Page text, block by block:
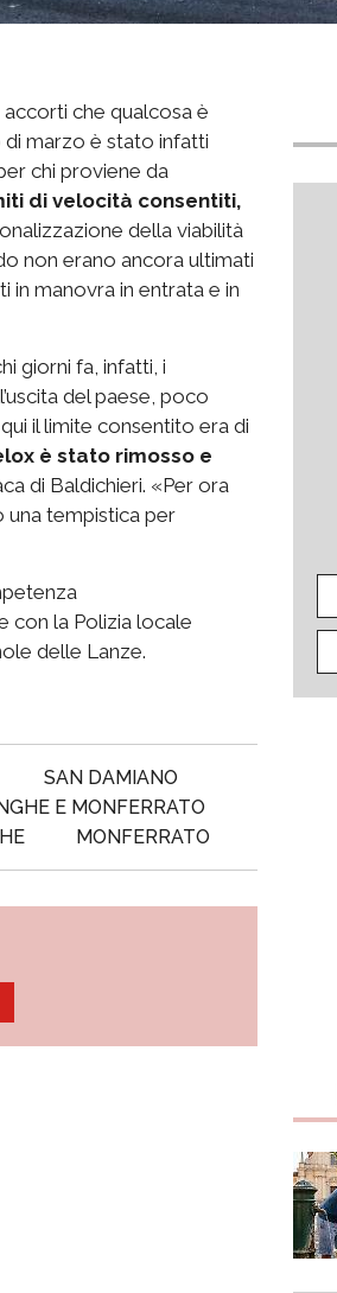
che qualcosa è
di marzo è stato infatti
chi proviene da
di velocità consentiti,
della viabilità
non erano ancora ultimati
in manovra in entrata e in
giorni fa, infatti, i
del paese, poco
il limite consentito era di
è stato rimosso e
di Baldichieri. «Per ora
una tempistica per
con la Polizia locale
delle Lanze.
SAN DAMIANO
E MONFERRATO
MONFERRATO